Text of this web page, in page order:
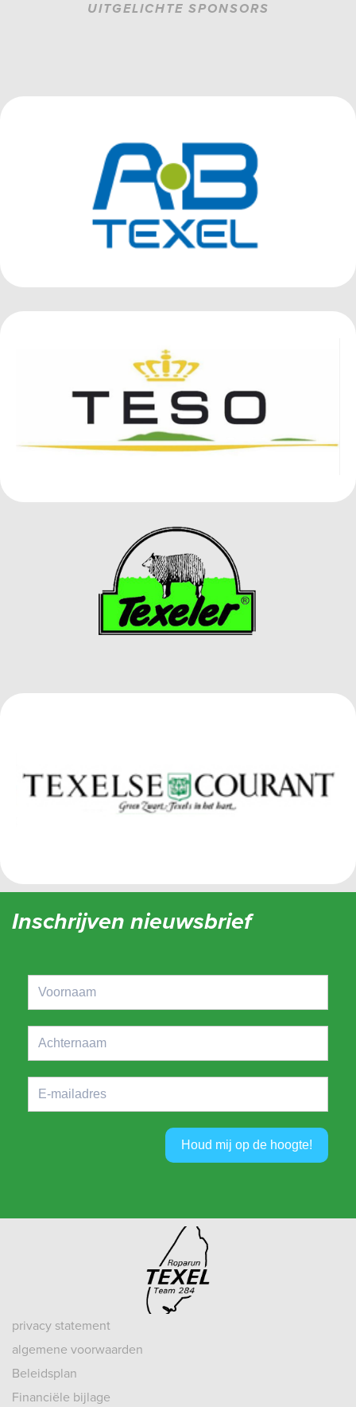
UITGELICHTE SPONSORS
Inschrijven nieuwsbrief
Houd mij op de hoogte!
privacy statement
algemene voorwaarden
Beleidsplan
Financiële bijlage